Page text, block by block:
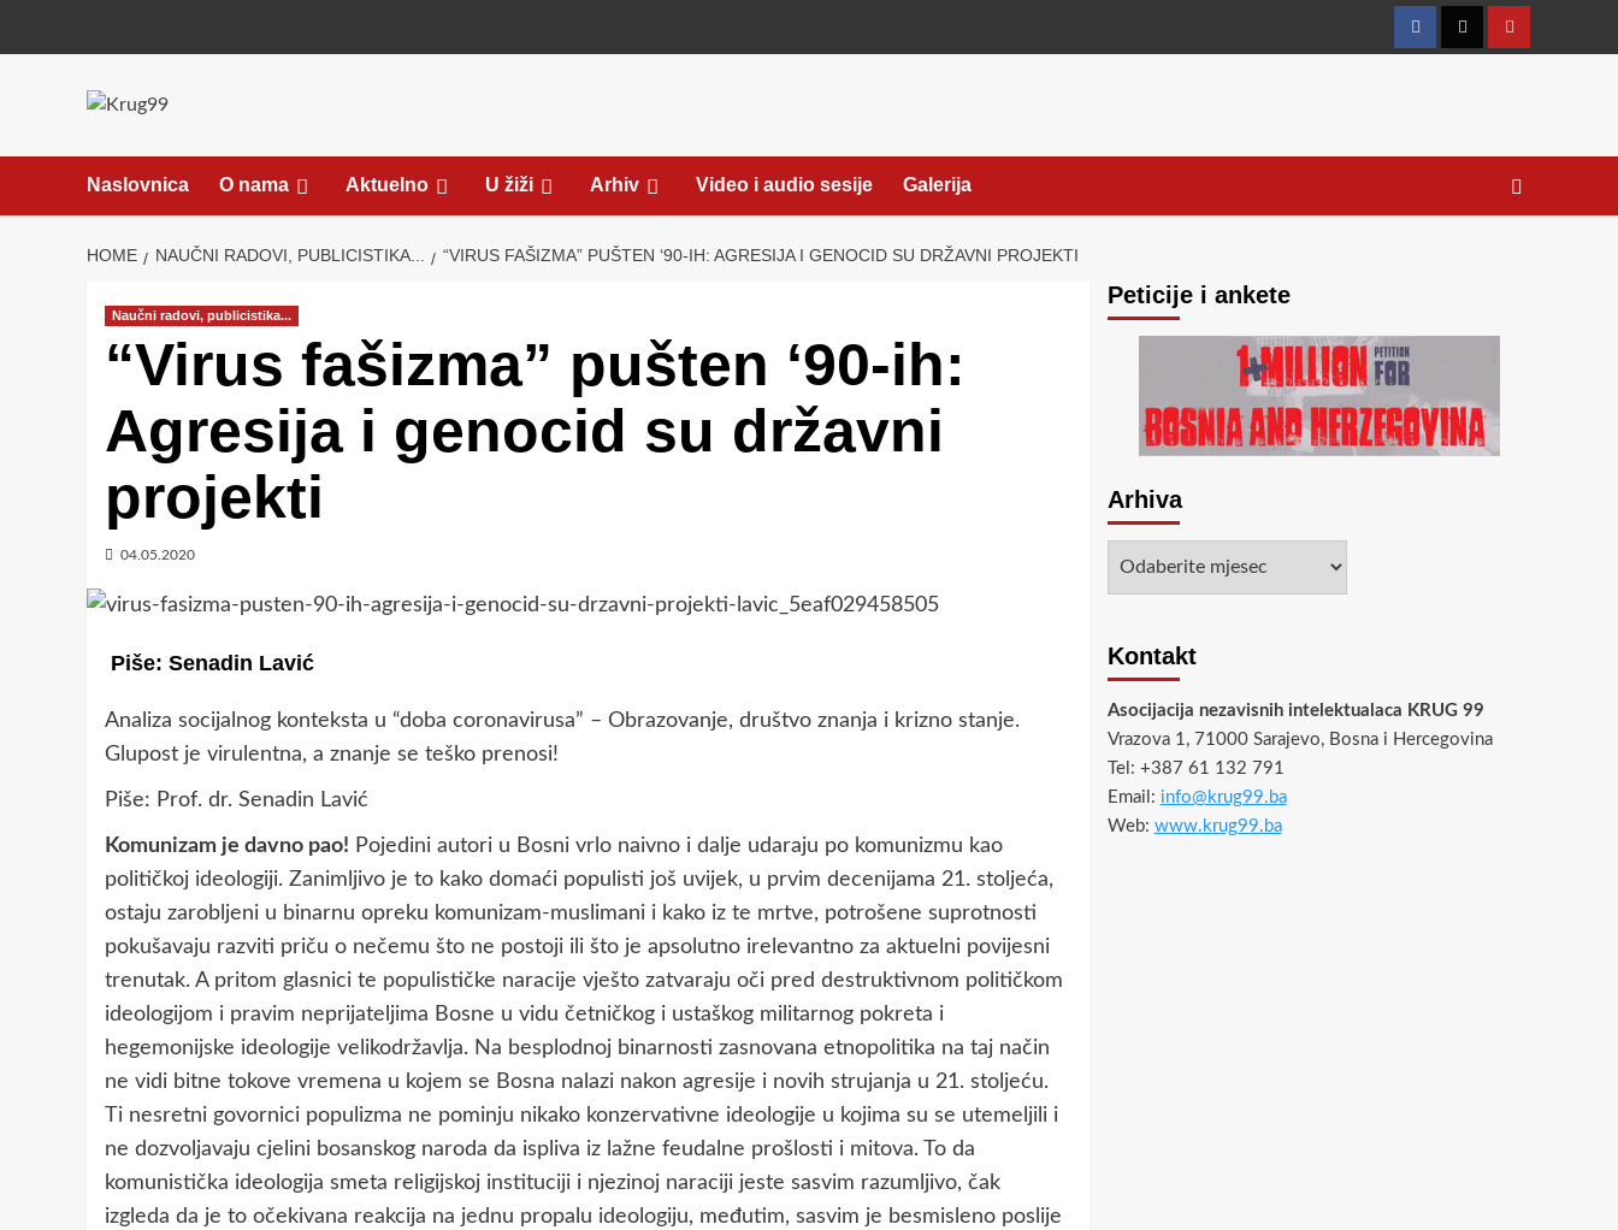
Naslovnica O nama Aktuelno U žiži Arhiv Video i audio sesije Galerija
HOME NAUČNI RADOVI, PUBLICISTIKA... “VIRUS FAŠIZMA” PUŠTEN ‘90-IH: AGRESIJA I GENOCID SU DRŽAVNI PROJEKTI
Naučni radovi, publicistika...
“Virus fašizma” pušten ‘90-ih:
Agresija i genocid su državni
projekti
04.05.2020
Piše: Senadin Lavić
Analiza socijalnog konteksta u “doba coronavirusa” – Obrazovanje, društvo znanja i krizno stanje.
Glupost je virulentna, a znanje se teško prenosi!
Piše: Prof. dr. Senadin Lavić
Komunizam je davno pao! Pojedini autori u Bosni vrlo naivno i dalje udaraju po komunizmu kao
političkoj ideologiji. Zanimljivo je to kako domaći populisti još uvijek, u prvim decenijama 21. stoljeća,
ostaju zarobljeni u binarnu opreku komunizam-muslimani i kako iz te mrtve, potrošene suprotnosti
pokušavaju razviti priču o nečemu što ne postoji ili što je apsolutno irelevantno za aktuelni povijesni
trenutak. A pritom glasnici te populističke naracije vješto zatvaraju oči pred destruktivnom političkom
ideologijom i pravim neprijateljima Bosne u vidu četničkog i ustaškog militarnog pokreta i
hegemonijske ideologije velikodržavlja. Na besplodnoj binarnosti zasnovana etnopolitika na taj način
ne vidi bitne tokove vremena u kojem se Bosna nalazi nakon agresije i novih strujanja u 21. stoljeću.
Ti nesretni govornici populizma ne pominju nikako konzervativne ideologije u kojima su se utemeljili i
ne dozvoljavaju cjelini bosanskog naroda da ispliva iz lažne feudalne prošlosti i mitova. To da
komunistička ideologija smeta religijskoj instituciji i njezinoj naraciji jeste sasvim razumljivo, čak
izgleda da je to očekivana reakcija na jednu propalu ideologiju, međutim, sasvim je besmisleno poslije
Peticije i ankete
Arhiva
Kontakt
Asocijacija nezavisnih intelektualaca KRUG 99
Vrazova 1, 71000 Sarajevo, Bosna i Hercegovina
Tel: +387 61 132 791
Email: info@krug99.ba
Web: www.krug99.ba